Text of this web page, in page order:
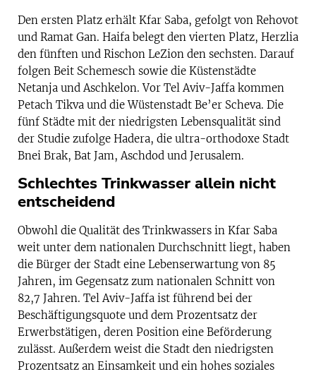
Den ersten Platz erhält Kfar Saba, gefolgt von Rehovot
und Ramat Gan. Haifa belegt den vierten Platz, Herzlia
den fünften und Rischon LeZion den sechsten. Darauf
folgen Beit Schemesch sowie die Küstenstädte
Netanja und Aschkelon. Vor Tel Aviv-Jaffa kommen
Petach Tikva und die Wüstenstadt Be’er Scheva. Die
fünf Städte mit der niedrigsten Lebensqualität sind
der Studie zufolge Hadera, die ultra-orthodoxe Stadt
Bnei Brak, Bat Jam, Aschdod und Jerusalem.
Schlechtes Trinkwasser allein nicht
entscheidend
Obwohl die Qualität des Trinkwassers in Kfar Saba
weit unter dem nationalen Durchschnitt liegt, haben
die Bürger der Stadt eine Lebenserwartung von 85
Jahren, im Gegensatz zum nationalen Schnitt von
82,7 Jahren. Tel Aviv-Jaffa ist führend bei der
Beschäftigungsquote und dem Prozentsatz der
Erwerbstätigen, deren Position eine Beförderung
zulässt. Außerdem weist die Stadt den niedrigsten
Prozentsatz an Einsamkeit und ein hohes soziales